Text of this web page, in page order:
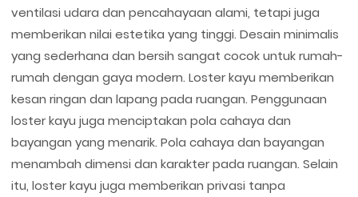
ventilasi udara dan pencahayaan alami, tetapi juga
memberikan nilai estetika yang tinggi. Desain minimalis
yang sederhana dan bersih sangat cocok untuk rumah-
rumah dengan gaya modern. Loster kayu memberikan
kesan ringan dan lapang pada ruangan. Penggunaan
loster kayu juga menciptakan pola cahaya dan
bayangan yang menarik. Pola cahaya dan bayangan
menambah dimensi dan karakter pada ruangan. Selain
itu, loster kayu juga memberikan privasi tanpa